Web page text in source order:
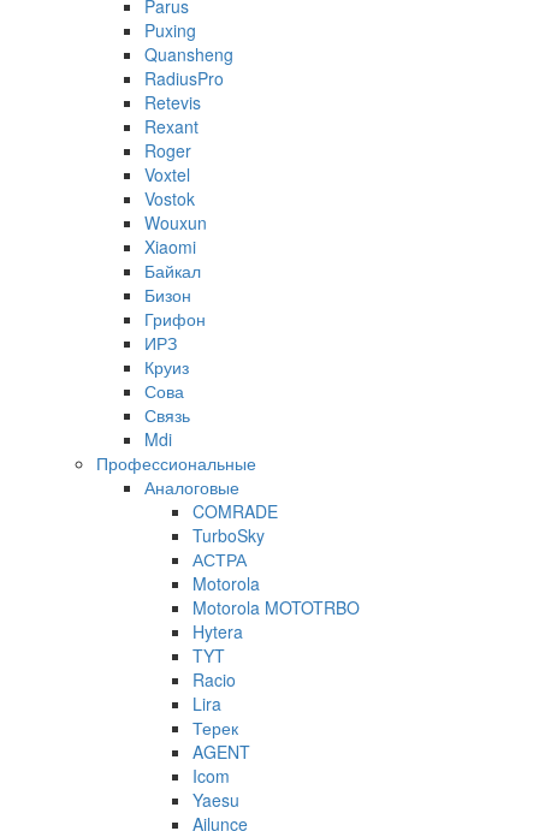
Parus
Puxing
Quansheng
RadiusPro
Retevis
Rexant
Roger
Voxtel
Vostok
Wouxun
Xiaomi
Байкал
Бизон
Грифон
ИРЗ
Круиз
Сова
Связь
Mdi
Профессиональные
Аналоговые
COMRADE
TurboSky
АСТРА
Motorola
Motorola MOTOTRBO
Hytera
TYT
Racio
Lira
Терек
AGENT
Icom
Yaesu
Ailunce